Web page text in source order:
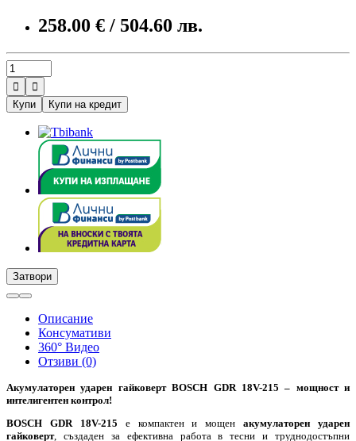
258.00 € / 504.60 лв.


Купи
Купи на кредит
Затвори
Описание
Консумативи
360° Видео
Отзиви (0)
Акумулаторен ударен гайковерт BOSCH GDR 18V-215 – мощност и
интелигентен контрол!
BOSCH GDR 18V-215 е компактен и мощенакумулаторен ударен
гайковерт, създаден за ефективна работа в тесни и труднодостъпни